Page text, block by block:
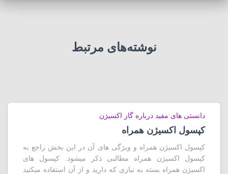
نوشته‌های مرتبط
دانستی های مفید درباره گاز اکسیژن
کپسول اکسیژن همراه
کپسول اکسیژن همراه و ویژگی های آن در این بخش راجع به
کپسول اکسیژن همراه مطالبی ذکر میشود. کپسول های
اکسیژن همراه بسته به نیازی که دارید و از آن استفاده میکنید